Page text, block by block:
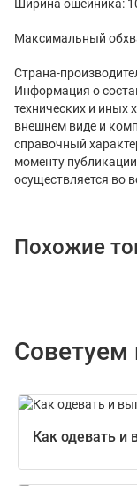
Ширина ошейника:
Максимальный
Страна-
Информация о
технических и иных
внешнем виде и
справочный
моменту
осуществляется во
Похожие
Советуем
Как одевать и